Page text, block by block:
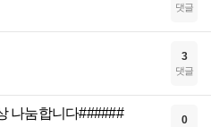
댓글
3
댓글
나눔합니다###### 0